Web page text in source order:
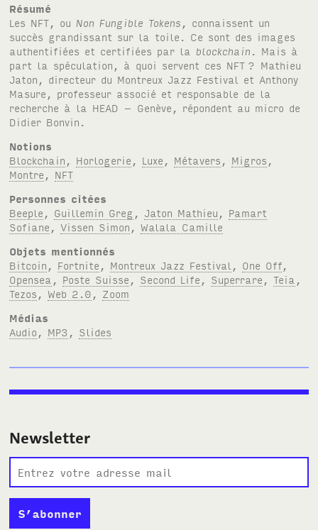
Résumé
Les NFT , ou Non Fungible Tokens , connaissent un
succès grandissant sur la toile. Ce sont des images
authentifiées et certifiées par la blockchain . Mais à
part la spéculation, à quoi servent ces NFT ? Mathieu
Jaton, directeur du Montreux Jazz Festival et Anthony
Masure, professeur associé et responsable de la
recherche à la HEAD – Genève, répondent au micro de
Didier Bonvin.
Notions
Blockchain
Horlogerie Luxe Métavers Migros
Montre
NFT
Personnes citées
Beeple
Guillemin Greg Jaton Mathieu
Pamart
Sofiane ,Vissen Simon ,Walala Camille
Objets mentionnés
Bitcoin
Fortnite Montreux Jazz Festival One Off
Opensea
Poste Suisse Second Life Superrare ,Teia
Tezos ,Web 2.0
Zoom
Médias
Audio
MP3 Slides
Newsletter